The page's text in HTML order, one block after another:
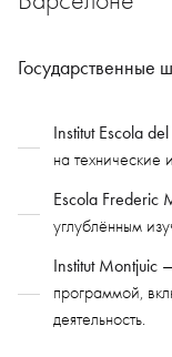
Государственные
Institut Escola
на технические
Escola Frederic
углублённым
Institut Montjuic
программой,
деятельность.